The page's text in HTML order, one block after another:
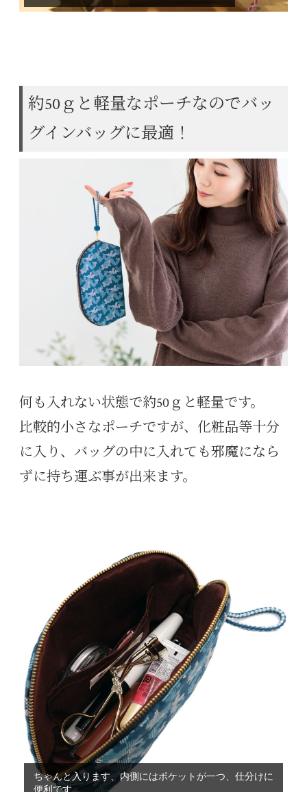
約50ｇと軽量なポーチなのでバッ
グインバッグに最適！
何も入れない状態で約50ｇと軽量です。
比較的小さなポーチですが、化粧品等十分
に入り、バッグの中に入れても邪魔になら
ずに持ち運ぶ事が出来ます。
ちゃんと入ります、内側にはポケットが一つ、仕分けに
便利です
ブルー迷彩にはブラウンの裏地を合わせました